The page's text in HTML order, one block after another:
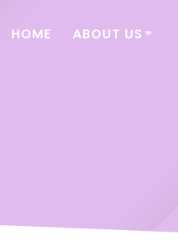
HOME ABOUT US